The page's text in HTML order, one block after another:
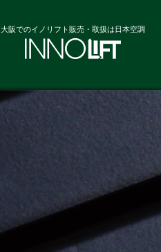
大阪でのイノリフト販売・取扱は日本空調